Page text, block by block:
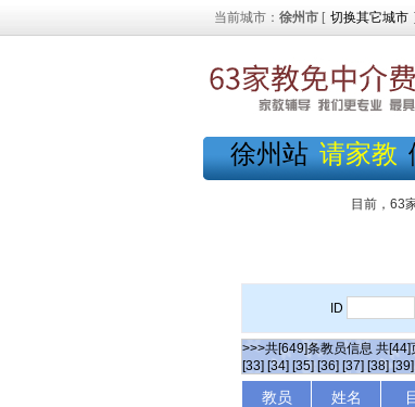
当前城市： 徐州市 [ 切换其它城市
徐州站 请家教
目前，63
ID
>>>共[649]条教员信息 共[44]
[33] [34] [35] [36] [37] [38] [39]
教员
姓名